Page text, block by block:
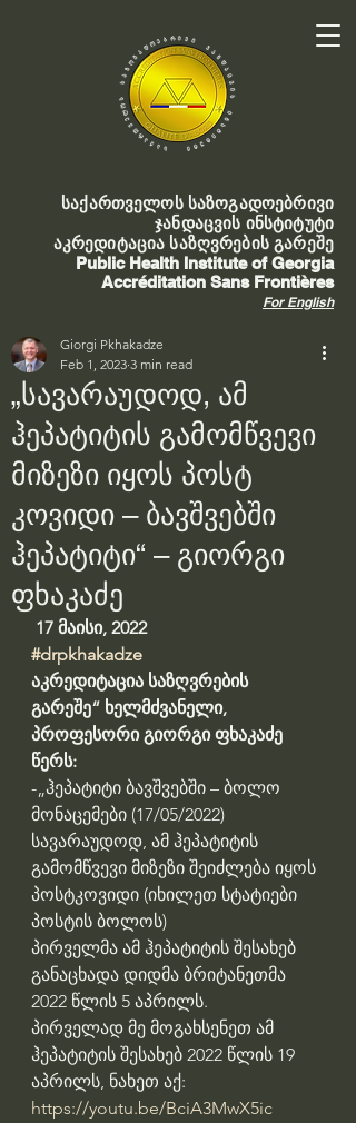
საქართველოს საზოგადოებრივი
ჯანდაცვის ინსტიტუტი
აკრედიტაცია საზღვრების გარეშე
Public Health Institute of Georgia
Accréditation Sans Frontières
For English
„სავარაუდოდ, ამ
ჰეპატიტის გამომწვევი
მიზეზი იყოს პოსტ
კოვიდი – ბავშვებში
ჰეპატიტი“ – გიორგი
ფხაკაძე
Giorgi Pkhakadze
Feb 1, 2023 3 min read
17 მაისი, 2022
#drpkhakadze
აკრედიტაცია საზღვრების
გარეშე“ ხელმძვანელი,
პროფესორი გიორგი ფხაკაძე
წერს:
-„ჰეპატიტი ბავშვებში – ბოლო
მონაცემები (17/05/2022)
სავარაუდოდ, ამ ჰეპატიტის
გამომწვევი მიზეზი შეიძლება იყოს
პოსტკოვიდი (იხილეთ სტატიები
პოსტის ბოლოს)
პირველმა ამ ჰეპატიტის შესახებ
განაცხადა დიდმა ბრიტანეთმა
2022 წლის 5 აპრილს.
პირველად მე მოგახსენეთ ამ
ჰეპატიტის შესახებ 2022 წლის 19
აპრილს, ნახეთ აქ:
https://youtu.be/BciA3MwX5ic